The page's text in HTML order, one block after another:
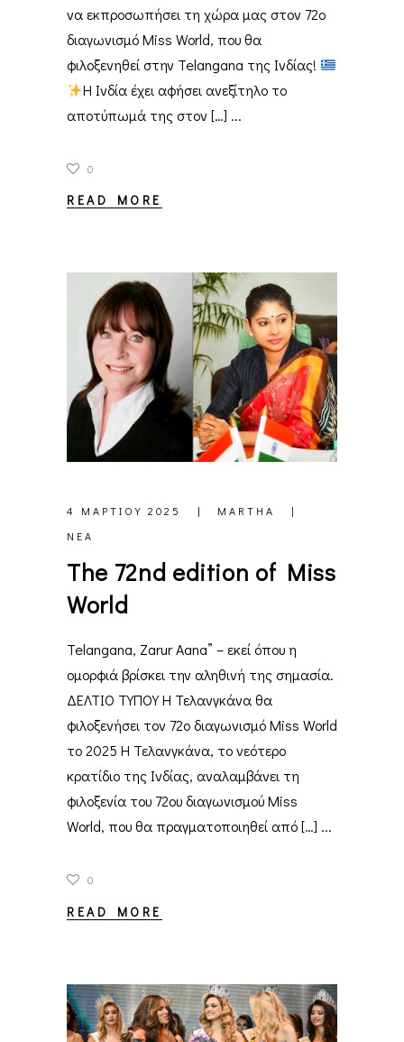
να εκπροσωπήσει τη χώρα μας στον 72ο
διαγωνισμό Miss World, που θα
φιλοξενηθεί στην Telangana της Ινδίας!
Η Ινδία έχει αφήσει ανεξίτηλο το
αποτύπωμά της στον […]
0
READ MORE
4 ΜΑΡΤΊΟΥ 2025
MARTHA
ΝΈΑ
The 72nd edition of Miss
World
Telangana, Zarur Aana” – εκεί όπου η
ομορφιά βρίσκει την αληθινή της σημασία.
ΔΕΛΤΙΟ ΤΥΠΟΥ Η Τελανγκάνα θα
φιλοξενήσει τον 72ο διαγωνισμό Miss World
το 2025 Η Τελανγκάνα, το νεότερο
κρατίδιο της Ινδίας, αναλαμβάνει τη
φιλοξενία του 72ου διαγωνισμού Miss
World, που θα πραγματοποιηθεί από […]
0
READ MORE